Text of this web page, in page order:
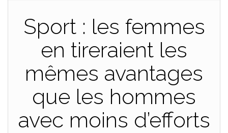
Sport : les femmes
en tireraient les
mêmes avantages
que les hommes
avec moins d’efforts